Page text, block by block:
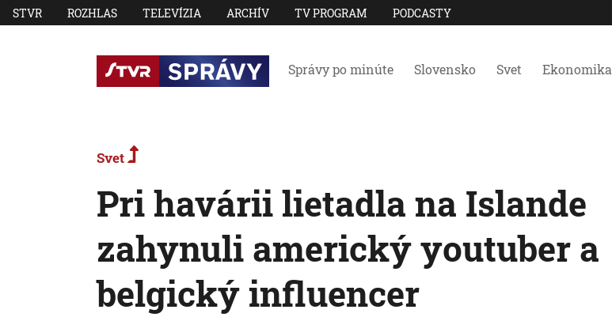
STVR ROZHLAS TELEVÍZIA ARCHÍV TV PROGRAM PODCASTY
Správy po minúte Slovensko Svet Ekonomika
Svet
Pri havárii lietadla na Islande
zahynuli americký youtuber a
belgický influencer